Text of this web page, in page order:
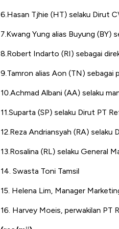
6.Hasan Tjhie (HT) selaku Dirut
7.Kwang Yung alias Buyung (BY)
8.Robert Indarto (RI) sebagai
9.Tamron alias Aon (TN)
10.Achmad Albani (AA) selaku
11.Suparta (SP) selaku Dirut PT
12.Reza Andriansyah (RA) selaku
13.Rosalina (RL) selaku General
14. Swasta Toni Tamsil
15. Helena Lim, Manager
16. Harvey Moeis, perwakilan PT